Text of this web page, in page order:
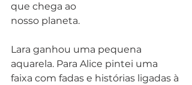
que chega ao
nosso planeta.
Lara ganhou uma pequena
aquarela. Para Alice pintei uma
faixa com fadas e histórias ligadas à